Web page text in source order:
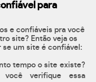
para
e confiáveis pra você
site? Então veja os
se um site é confiável:
tempo o site existe?
você verifique essa